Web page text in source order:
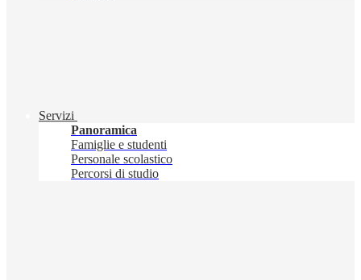
Servizi
Panoramica
Famiglie e studenti
Personale scolastico
Percorsi di studio